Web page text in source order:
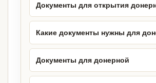
Документы для открытия
Какие документы нужны для
Документы для донерной